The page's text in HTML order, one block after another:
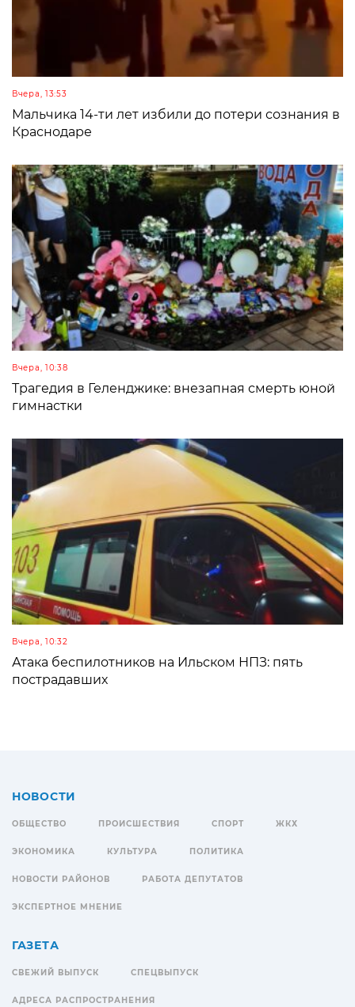
Вчера, 13:53
Мальчика 14-ти лет избили до потери сознания в
Краснодаре
Вчера, 10:38
Трагедия в Геленджике: внезапная смерть юной
гимнастки
Вчера, 10:32
Атака беспилотников на Ильском НПЗ: пять
пострадавших
НОВОСТИ
ОБЩЕСТВО ПРОИСШЕСТВИЯ СПОРТ ЖКХ
ЭКОНОМИКА КУЛЬТУРА ПОЛИТИКА
НОВОСТИ РАЙОНОВ РАБОТА ДЕПУТАТОВ
ЭКСПЕРТНОЕ МНЕНИЕ
ГАЗЕТА
СВЕЖИЙ ВЫПУСК СПЕЦВЫПУСК
АДРЕСА РАСПРОСТРАНЕНИЯ